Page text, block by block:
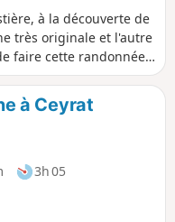
à la découverte de
très originale et l'autre
faire cette randonnée,
du circuit
s'il y a le moindre
sonores.
à Ceyrat
3h 05